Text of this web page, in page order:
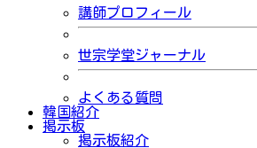
講師プロフィール
世宗学堂ジャーナル
よくある質問
韓国紹介
掲示板
掲示板紹介